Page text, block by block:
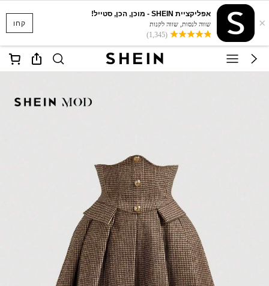
קחו ×
אפליקציית SHEIN - מוכן, הכן, סטייל!
שווה לנסות, שווה לקנות
(1,345)